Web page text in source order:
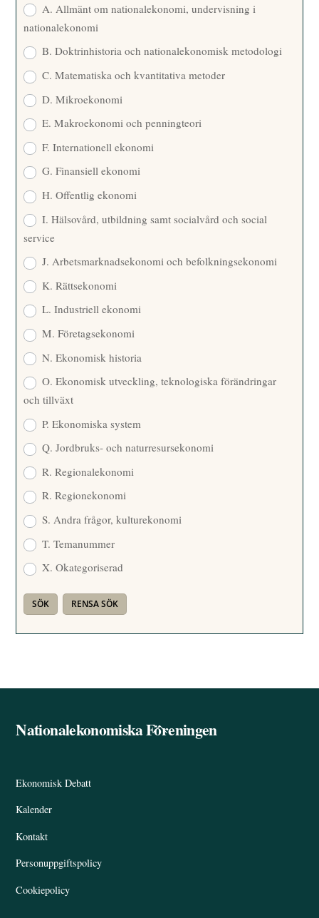
A. Allmänt om nationalekonomi, undervisning i
nationalekonomi
B. Doktrinhistoria och nationalekonomisk metodologi
C. Matematiska och kvantitativa metoder
D. Mikroekonomi
E. Makroekonomi och penningteori
F. Internationell ekonomi
G. Finansiell ekonomi
H. Offentlig ekonomi
I. Hälsovård, utbildning samt socialvård och social
service
J. Arbetsmarknadsekonomi och befolkningsekonomi
K. Rättsekonomi
L. Industriell ekonomi
M. Företagsekonomi
N. Ekonomisk historia
O. Ekonomisk utveckling, teknologiska förändringar
och tillväxt
P. Ekonomiska system
Q. Jordbruks- och naturresursekonomi
R. Regionalekonomi
R. Regionekonomi
S. Andra frågor, kulturekonomi
T. Temanummer
X. Okategoriserad
Back
Nationalekonomiska Föreningen
Ekonomisk Debatt
Kalender
Kontakt
Personuppgiftspolicy
Cookiepolicy